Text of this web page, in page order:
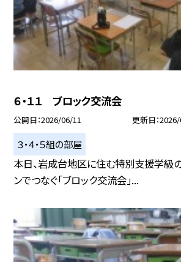
６・１１ ブロック交流会
公開日 2026/06/11 更新日
３・４・５組の部屋
本日、岩成台地区に住む特別支援学級
ンでつなぐ「ブロック交流会」...